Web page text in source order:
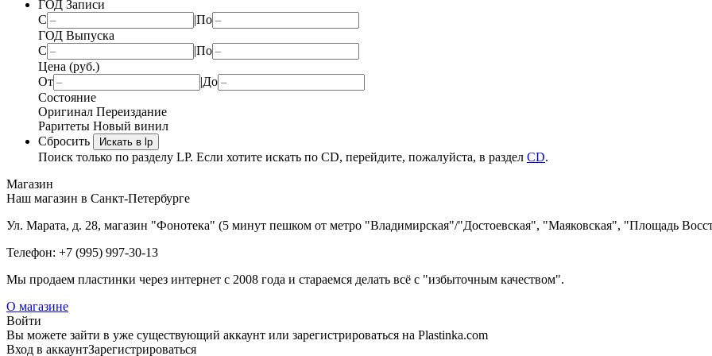
ГОД Записи
С
|По
ГОД Выпуска
С
|По
Цена (руб.)
От
|До
Состояние
Оригинал Переиздание
Раритеты Новый винил
Сбросить
Искать в lp
Поиск только по разделу LP. Если хотите искать по CD, перейдите, пожалуйста, в раздел CD.
Магазин
Наш магазин в Санкт-Петербурге
Ул. Марата, д. 28, магазин "Фонотека" (5 минут пешком от метро "Владимирская"/"Достоевская", "Маяковская", "Площадь
Телефон: +7 (995) 997-30-13
Мы продаем пластинки через интернет c 2008 года и стараемся делать всё с "избыточным качеством".
О магазине
Войти
Вы можете зайти в уже существующий аккаунт или зарегистрироваться на Plastinka.com
Вход в аккаунтЗарегистрироваться